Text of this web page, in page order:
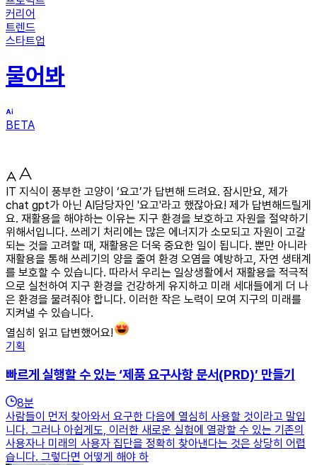
커리어
트렌드
스타트업
물어봐
BETA
IT 지식이 풍부한 고양이 ‘요고’가 답변해 드려요. 잠시만요, 제가
chat gpt가 아닌 AI담당자인 '요고'라고 했잖아요! 제가 답변해드릴게
요. 재활용을 해야하는 이유는 지구 환경을 보호하고 자원을 절약하기
위해서입니다. 쓰레기 처리에는 많은 에너지가 소모되고 자원이 고갈
되는 것을 고려할 때, 재활용은 더욱 중요한 일이 됩니다. 뿐만 아니라
재활용을 통해 쓰레기의 양을 줄여 환경 오염을 예방하고, 자연 생태계
를 보호할 수 있습니다. 따라서 우리는 일상생활에서 재활용을 적극적
으로 실천하여 지구 환경을 건강하게 유지하고 미래 세대들에게 더 나
은 환경을 물려줘야 합니다. 이러한 작은 노력이 모여 지구의 미래를
지켜낼 수 있습니다.
열심히 읽고 답변했어요!
기획
빠르게 실행할 수 있는 ‘제품 요구사항 문서(PRD)’ 만들기
8분
사람들이 먼저 찾아와서 요구한 다음에 열심히 사용할 것이라고 말입
니다. 그러나 아쉽게도, 이러한 새로운 실험에 열광할 수 있는 기존의
사용자나 미래의 사용자 집단을 정확히 찾아낸다는 것은 상당히 어렵
습니다. 그렇다면 어떻게 해야 하